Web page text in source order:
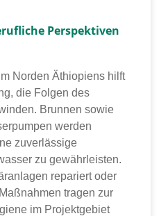
Perspektiven
Norden Äthiopiens hilft
die Folgen des
Brunnen sowie
wer­den
zuver­läs­si­ge
zu gewähr­leis­ten.
repa­riert oder
tra­gen zur
im Projektgebiet